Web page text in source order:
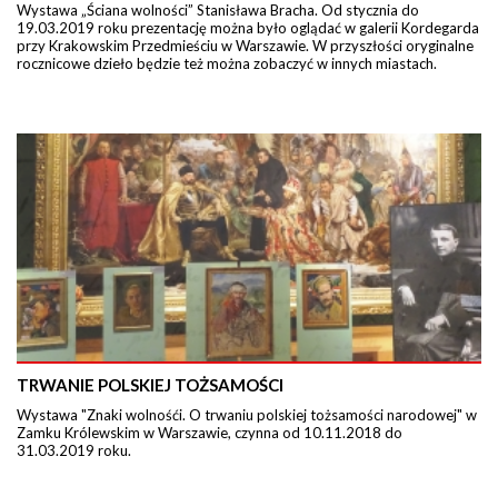
Wystawa „Ściana wolności” Stanisława Bracha. Od stycznia do
19.03.2019 roku prezentację można było oglądać w galerii Kordegarda
przy Krakowskim Przedmieściu w Warszawie. W przyszłości oryginalne
rocznicowe dzieło będzie też można zobaczyć w innych miastach.
TRWANIE POLSKIEJ TOŻSAMOŚCI
Wystawa "Znaki wolnośći. O trwaniu polskiej tożsamości narodowej" w
Zamku Królewskim w Warszawie, czynna od 10.11.2018 do
31.03.2019 roku.